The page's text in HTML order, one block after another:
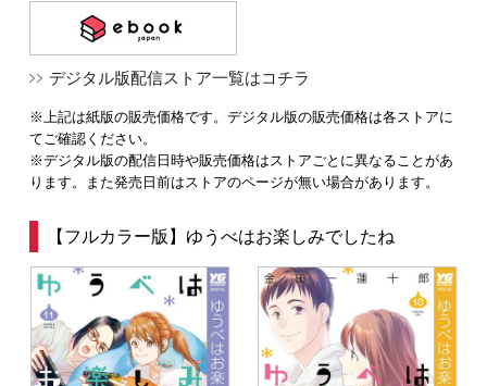
デジタル版配信ストア一覧はコチラ
※上記は紙版の販売価格です。デジタル版の販売価格は各ストアに
てご確認ください。
※デジタル版の配信日時や販売価格はストアごとに異なることがあ
ります。また発売日前はストアのページが無い場合があります。
【フルカラー版】ゆうべはお楽しみでしたね